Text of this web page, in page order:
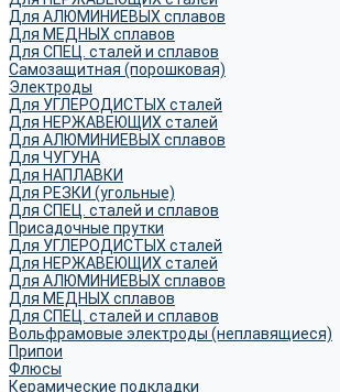
Для АЛЮМИНИЕВЫХ сплавов
Для МЕДНЫХ сплавов
Для СПЕЦ. сталей и сплавов
Самозащитная (порошковая)
Электроды
Для УГЛЕРОДИСТЫХ сталей
Для НЕРЖАВЕЮЩИХ сталей
Для АЛЮМИНИЕВЫХ сплавов
Для ЧУГУНА
Для НАПЛАВКИ
Для РЕЗКИ (угольные)
Для СПЕЦ. сталей и сплавов
Присадочные прутки
Для УГЛЕРОДИСТЫХ сталей
Для НЕРЖАВЕЮЩИХ сталей
Для АЛЮМИНИЕВЫХ сплавов
Для МЕДНЫХ сплавов
Для СПЕЦ. сталей и сплавов
Вольфрамовые электроды (неплавящиеся)
Припои
Флюсы
Керамические подкладки